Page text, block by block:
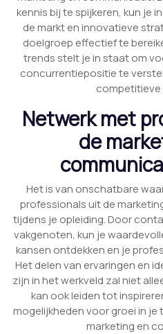
kennis bij te spijkeren, kun je
de markt en innovatieve
doelgroep effectief te
trends stelt je in staat om
concurrentiepositie te
competitieve
Netwerk met
de
Het is van onschatbare
professionals uit de
tijdens je opleiding. Door
vakgenoten, kun je
kansen ontdekken en je
Het delen van ervaringen en
zijn in het werkveld zal niet
kan ook leiden tot
mogelijkheden voor groei in
marketing en